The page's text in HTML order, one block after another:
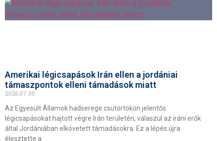
Amerikai légicsapások Irán ellen a jordániai
támaszpontok elleni támadások miatt
2026.07.30.
Az Egyesült Államok hadserege csütörtökön jelentős
légicsapásokat hajtott végre Irán területén, válaszul az iráni erők
által Jordániában elkövetett támadásokra. Ez a lépés újra
élesztette a